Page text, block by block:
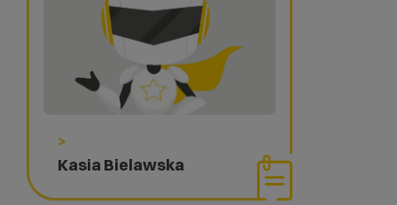
>
Kasia Bielawska